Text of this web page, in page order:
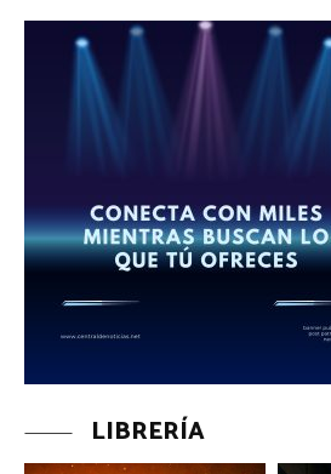
LIBRERÍA